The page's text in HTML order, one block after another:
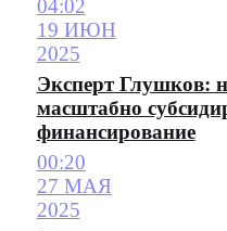
04:02
19 ИЮН
2025
Эксперт Глушков:
масштабно
финансирование
00:20
27 МАЯ
2025